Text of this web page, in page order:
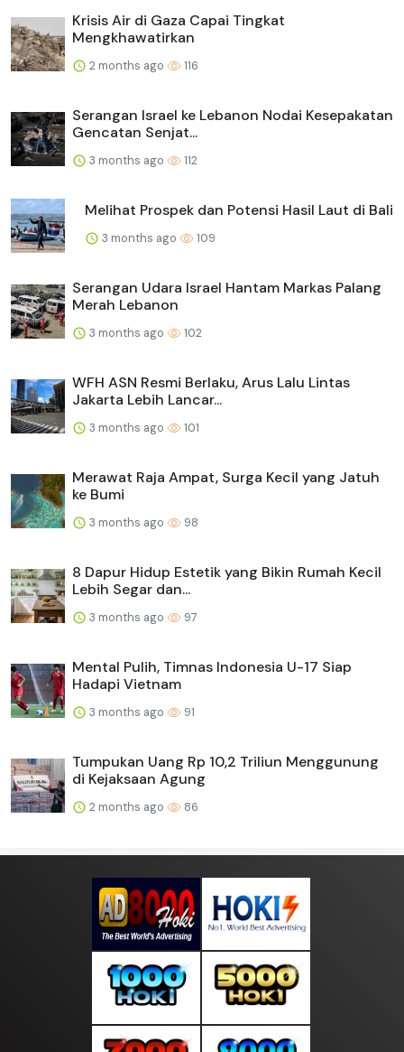
Krisis Air di Gaza Capai Tingkat
Mengkhawatirkan
2 months ago 116
Serangan Israel ke Lebanon Nodai Kesepakatan
Gencatan Senjat...
3 months ago 112
Melihat Prospek dan Potensi Hasil Laut di Bali
3 months ago 109
Serangan Udara Israel Hantam Markas Palang
Merah Lebanon
3 months ago 102
WFH ASN Resmi Berlaku, Arus Lalu Lintas
Jakarta Lebih Lancar...
3 months ago 101
Merawat Raja Ampat, Surga Kecil yang Jatuh
ke Bumi
3 months ago 98
8 Dapur Hidup Estetik yang Bikin Rumah Kecil
Lebih Segar dan...
3 months ago 97
Mental Pulih, Timnas Indonesia U-17 Siap
Hadapi Vietnam
3 months ago 91
Tumpukan Uang Rp 10,2 Triliun Menggunung
di Kejaksaan Agung
2 months ago 86